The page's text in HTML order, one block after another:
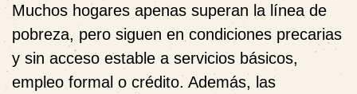
Muchos hogares apenas superan la línea de
pobreza, pero siguen en condiciones precarias
y sin acceso estable a servicios básicos,
empleo formal o crédito. Además, las